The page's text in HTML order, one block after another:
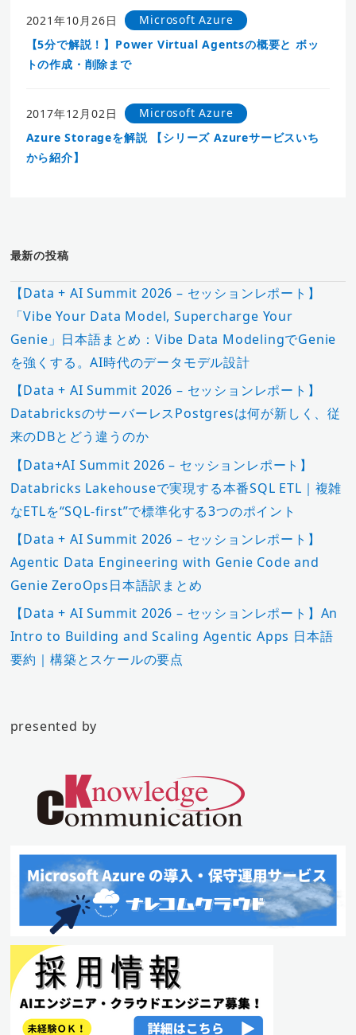
2021年10月26日
Microsoft Azure
【5分で解説！】Power Virtual Agentsの概要と ボッ
トの作成・削除まで
2017年12月02日
Microsoft Azure
Azure Storageを解説 【シリーズ Azureサービスいち
から紹介】
最新の投稿
【Data + AI Summit 2026 – セッションレポート】
「Vibe Your Data Model, Supercharge Your
Genie」日本語まとめ：Vibe Data ModelingでGenie
を強くする。AI時代のデータモデル設計
【Data + AI Summit 2026 – セッションレポート】
DatabricksのサーバーレスPostgresは何が新しく、従
来のDBとどう違うのか
【Data+AI Summit 2026 – セッションレポート】
Databricks Lakehouseで実現する本番SQL ETL｜複雑
なETLを“SQL-first”で標準化する3つのポイント
【Data + AI Summit 2026 – セッションレポート】
Agentic Data Engineering with Genie Code and
Genie ZeroOps日本語訳まとめ
【Data + AI Summit 2026 – セッションレポート】An
Intro to Building and Scaling Agentic Apps 日本語
要約｜構築とスケールの要点
presented by